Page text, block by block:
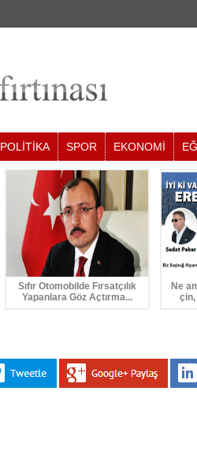
POLİTİKA SPOR EKONOMİ
Sıfır Otomobilde Fırsatçılık
Yapanlara Göz Açtırma...
Ne